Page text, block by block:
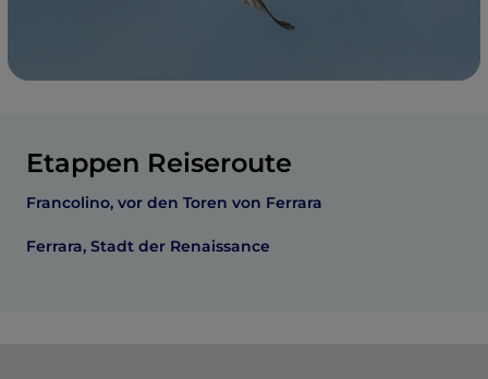
Etappen Reiseroute
Francolino, vor den Toren von Ferrara
Ferrara, Stadt der Renaissance